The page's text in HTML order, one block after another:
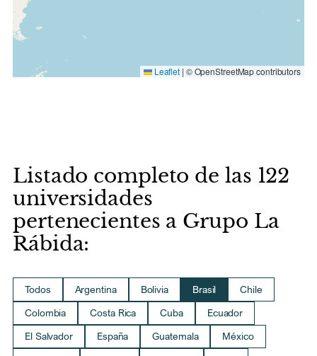
Leaflet | © OpenStreetMap contributors
Listado completo de las 122
universidades
pertenecientes a Grupo La
Rábida:
Todos Argentina Bolivia Brasil
Chile
Colombia
Costa Rica Cuba
Ecuador
El Salvador
España Guatemala
México